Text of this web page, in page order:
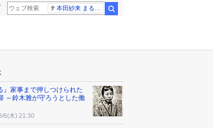
本田紗来 まるでお人形
』家事まで押しつけられた
～鈴木雅が守ろうとした働
6(木) 21:30